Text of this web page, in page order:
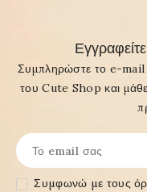
Συμπληρώστε το e-
του Cute Shop και
Συμφωνώ με τους